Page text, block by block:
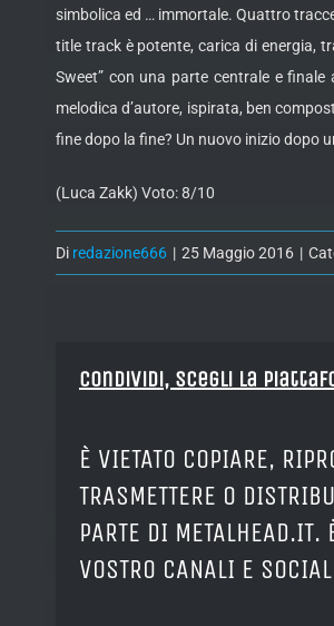
simbolica ed … immortale. Quattro
title track è potente, carica di energia,
Sweet” con una parte centrale e
melodica d’autore, ispirata, ben
fine dopo la fine? Un nuovo inizio dopo
(Luca Zakk) Voto: 8/10
Di redazione666 | 25 Maggio 2016 |
Condividi, Scegli la
È VIETATO COPIARE,
TRASMETTERE O
PARTE DI METALHEAD.IT.
VOSTRO CANALI E